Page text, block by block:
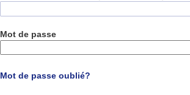
Mot de passe
Mot de passe oublié?